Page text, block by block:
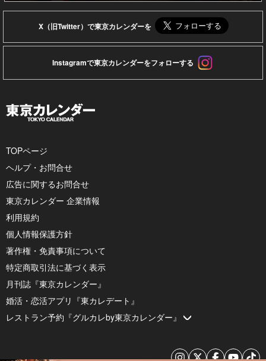
X（旧Twitter）で東京カレンダーを
Instagramで東京カレンダーをフォローする
TOPページ
ヘルプ・お問合せ
広告に関するお問合せ
東京カレンダー 企業情報
利用規約
個人情報保護方針
著作権・免責事項について
特定商取引法に基づく表示
月刊誌『東京カレンダー』
婚活・恋活アプリ『東カレデート』
レストラン予約『グルカレby東京カレンダー』